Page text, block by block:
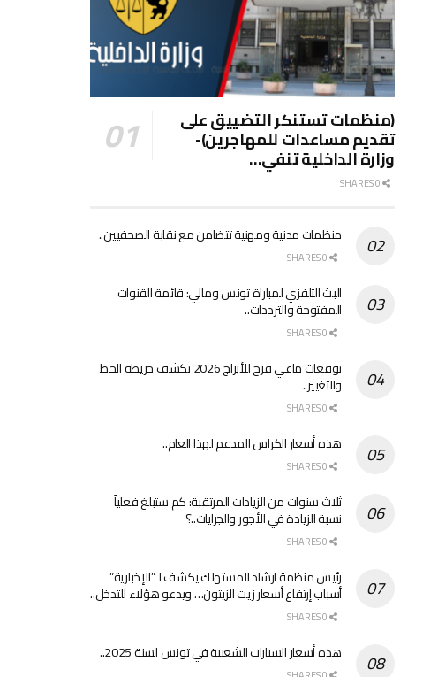
(منظمات تستنكر التضييق على
تقديم مساعدات للمهاجرين)-
وزارة الداخلية تنفي…
منظمات مدنية ومهنية تتضامن مع نقابة الصحفيين..
البث التلفزي لمباراة تونس ومالي: قائمة القنوات
المفتوحة والترددات..
توقعات ماغي فرح للأبراج 2026 تكشف خريطة الحظ
والتغيير..
هذه أسعار الكراس المدعم لهذا العام..
ثلاث سنوات من الزيادات المرتقبة: كم ستبلغ فعلياً
نسبة الزيادة في الأجور والجرايات..؟
رئيس منظمة ارشاد المستهلك يكشف لـ”الإخبارية”
أسباب إرتفاع أسعار زيت الزيتون… ويدعو هؤلاء للتدخل..
هذه أسعار السيارات الشعبية في تونس لسنة 2025..